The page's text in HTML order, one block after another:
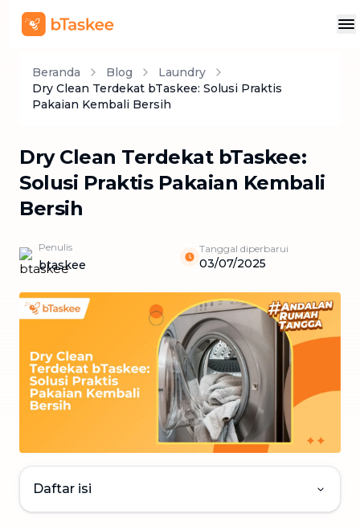
Beranda Blog
Laundry
Dry Clean Terdekat bTaskee: Solusi Praktis
Pakaian Kembali Bersih
Dry Clean Terdekat bTaskee:
Solusi Praktis Pakaian Kembali
Bersih
Penulis
btaskee
Tanggal diperbarui
03/07/2025
Daftar isi